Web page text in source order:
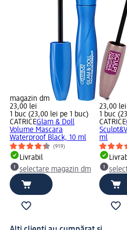
magazin dm
23,00 lei
1 buc (23,00 lei pe 1 buc)
CATRICEGlam & Doll
Volume Mascara
Waterproof Black, 10 ml
(919)
Livrabil
selectare magazin dm
23,00 lei
1 buc
CATRICE
ml